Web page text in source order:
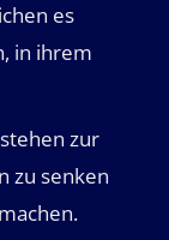
es
in ihrem
zur
zu senken